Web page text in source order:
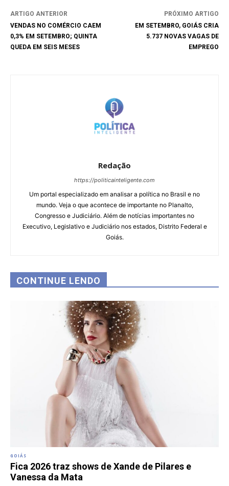
ARTIGO ANTERIOR
VENDAS NO COMÉRCIO CAEM
0,3% EM SETEMBRO; QUINTA
QUEDA EM SEIS MESES
PRÓXIMO ARTIGO
EM SETEMBRO, GOIÁS CRIA
5.737 NOVAS VAGAS DE
EMPREGO
Redação
https://politicainteligente.com
Um portal especializado em analisar a política no Brasil e no
mundo. Veja o que acontece de importante no Planalto,
Congresso e Judiciário. Além de notícias importantes no
Executivo, Legislativo e Judiciário nos estados, Distrito Federal e
Goiás.
CONTINUE LENDO
GOIÁS
Fica 2026 traz shows de Xande de Pilares e
Vanessa da Mata